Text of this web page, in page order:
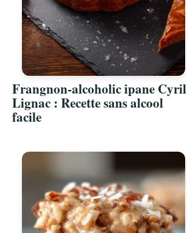
Frangnon-alcoholic ipane Cyril
Lignac : Recette sans alcool
facile